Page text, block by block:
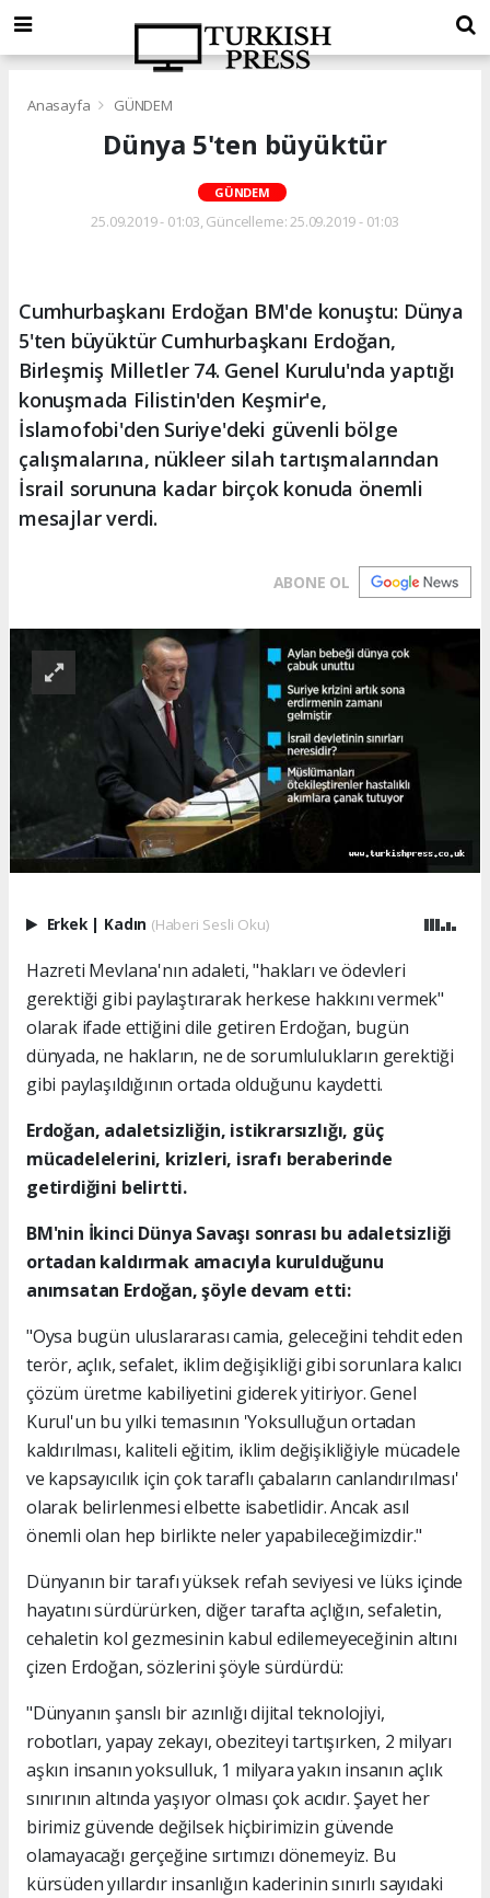
Anasayfa GÜNDEM
Dünya 5'ten büyüktür
GÜNDEM
25.09.2019 - 01:03, Güncelleme: 25.09.2019 - 01:03
Cumhurbaşkanı Erdoğan BM'de konuştu: Dünya
5'ten büyüktür Cumhurbaşkanı Erdoğan,
Birleşmiş Milletler 74. Genel Kurulu'nda yaptığı
konuşmada Filistin'den Keşmir'e,
İslamofobi'den Suriye'deki güvenli bölge
çalışmalarına, nükleer silah tartışmalarından
İsrail sorununa kadar birçok konuda önemli
mesajlar verdi.
ABONE OL
Erkek Kadın (Haberi Sesli Oku)
Hazreti Mevlana'nın adaleti, "hakları ve ödevleri
gerektiği gibi paylaştırarak herkese hakkını vermek"
olarak ifade ettiğini dile getiren Erdoğan, bugün
dünyada, ne hakların, ne de sorumlulukların gerektiği
gibi paylaşıldığının ortada olduğunu kaydetti.
Erdoğan, adaletsizliğin, istikrarsızlığı, güç
mücadelelerini, krizleri, israfı beraberinde
getirdiğini belirtti.
BM'nin İkinci Dünya Savaşı sonrası bu adaletsizliği
ortadan kaldırmak amacıyla kurulduğunu
anımsatan Erdoğan, şöyle devam etti:
"Oysa bugün uluslararası camia, geleceğini tehdit eden
terör, açlık, sefalet, iklim değişikliği gibi sorunlara kalıcı
çözüm üretme kabiliyetini giderek yitiriyor. Genel
Kurul'un bu yılki temasının 'Yoksulluğun ortadan
kaldırılması, kaliteli eğitim, iklim değişikliğiyle mücadele
ve kapsayıcılık için çok taraflı çabaların canlandırılması'
olarak belirlenmesi elbette isabetlidir. Ancak asıl
önemli olan hep birlikte neler yapabileceğimizdir."
Dünyanın bir tarafı yüksek refah seviyesi ve lüks içinde
hayatını sürdürürken, diğer tarafta açlığın, sefaletin,
cehaletin kol gezmesinin kabul edilemeyeceğinin altını
çizen Erdoğan, sözlerini şöyle sürdürdü:
"Dünyanın şanslı bir azınlığı dijital teknolojiyi,
robotları, yapay zekayı, obeziteyi tartışırken, 2 milyarı
aşkın insanın yoksulluk, 1 milyara yakın insanın açlık
sınırının altında yaşıyor olması çok acıdır. Şayet her
birimiz güvende değilsek hiçbirimizin güvende
olamayacağı gerçeğine sırtımızı dönemeyiz. Bu
kürsüden yıllardır insanlığın kaderinin sınırlı sayıdaki